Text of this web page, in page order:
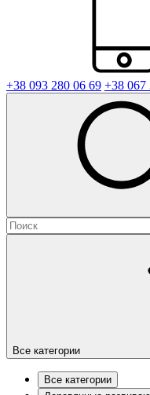
+38 093 280 06 69 +38 067
Все категории
Все категории